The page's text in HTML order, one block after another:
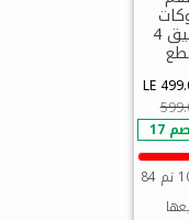
تعليق 4
LE
84 من 100 تم